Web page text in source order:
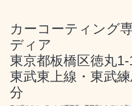
カーコーティング
ディア
東京都板橋区徳丸
東武東上線・東武
分